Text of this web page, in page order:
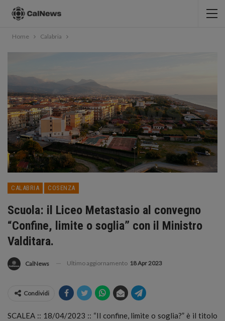
Home Calabria
CALABRIA COSENZA
Scuola: il Liceo Metastasio al convegno
“Confine, limite o soglia” con il Ministro
Valditara.
CalNews Ultimo aggiornamento 18 Apr 2023
Condividi
SCALEA :: 18/04/2023 :: “Il confine, limite o soglia?” è il titolo